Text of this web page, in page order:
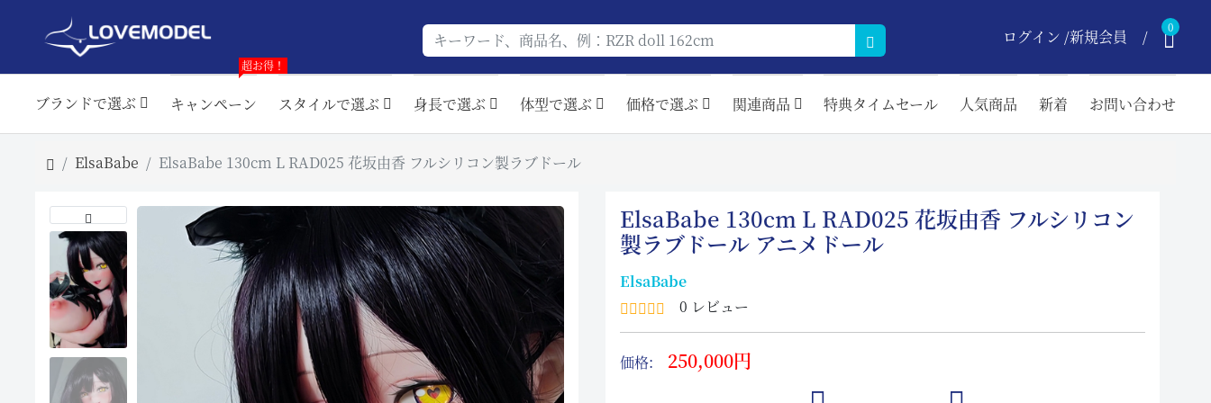
ログイン /新規会員 0
ブランドで選ぶ キャンペーン
超お得！
スタイルで選ぶ 身長で選ぶ 体型で選ぶ 価格で選ぶ 関連商品 特典タイムセール 人気商品 新着 お問い合わせ
ElsaBabe ElsaBabe 130cm L RAD025 花坂由香 フルシリコン製ラブドール
ElsaBabe 130cm L RAD025 花坂由香 フルシリコン
製ラブドール アニメドール
ElsaBabe
0 レビュー
価格: 250,000円